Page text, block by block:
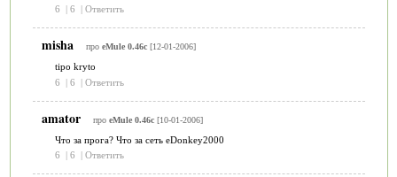
6
| 6 | Ответить
misha про eMule 0.46c[12-01-2006]
tipo kryto
6
| 6 | Ответить
amator про eMule 0.46c[10-01-2006]
Что за прога? Что за сеть eDonkey2000
6
| 6 | Ответить